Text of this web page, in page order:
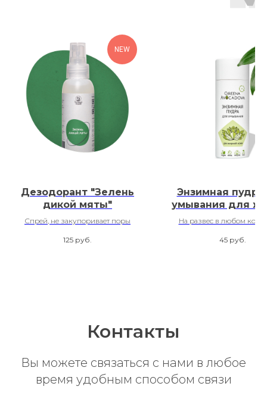
NEW
Дезодорант "Зелень
дикой мяты"
Спрей, не закупоривает поры
125 руб.
Энзимная
умывания для
кожи
На развес в любом
45 руб.
Контакты
Вы можете связаться с нами в любое
время удобным способом связи